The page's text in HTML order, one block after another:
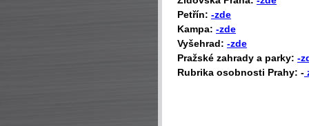
Petřín: -zde
Kampa: -zde
Vyšehrad: -zde
Pražské zahrady a parky: -
Rubrika osobnosti Prahy: -